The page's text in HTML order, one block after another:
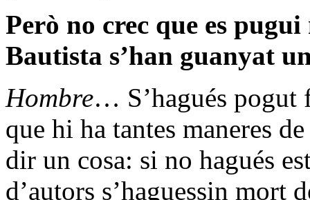
Però no crec que es
Bautista s’han guanyat
Hombre… S’hagués pogut
que hi ha tantes maneres
dir un cosa: si no hagués
d’autors s’haguessin mort